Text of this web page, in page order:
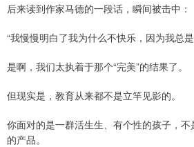
后来读到作家马德的一段话，瞬间被击中：
“我慢慢明白了我为什么不快乐，因为我总
是啊，我们太执着于那个“完美”的结果了。
但现实是，教育从来都不是立竿见影的。
你面对的是一群活生生、有个性的孩子，
的产品。